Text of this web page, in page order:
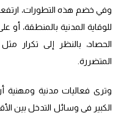
وفي خضم هذه التطورات،
للوقاية المدنية بالمنطقة،
الحصاد، بالنظر إلى تكرار
المتضررة.
وترى فعاليات مدنية
الكبير في وسائل التدخل بين